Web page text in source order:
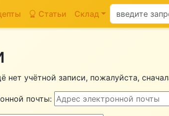
Статьи Склад
нет учётной записи, пожалуйста,
почты: